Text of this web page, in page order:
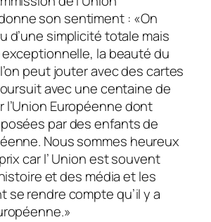
son sentiment : «On
d’une simplicité totale mais
exceptionnelle, la beauté du
peut jouter avec des cartes
avec une centaine de
Européenne dont
par des enfants de
Nous sommes heureux
car l’ Union est souvent
et des média et les
se rendre compte qu’il y a
.»